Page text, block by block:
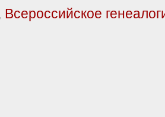
Всероссийское